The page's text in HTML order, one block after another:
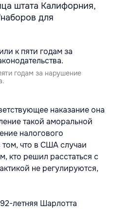
штата Калифорния,
для
годам за нарушение
наказание она
такой аморальной
налогового
том, что в США случаи
кто решил расстаться с
не регулируются,
летняя Шарлотта